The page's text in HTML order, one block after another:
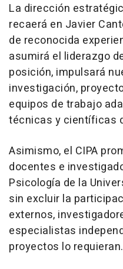
La dirección
recaerá en Javier
de reconocida
asumirá el liderazgo
posición, impulsará
investigación,
equipos de trabajo
técnicas y científicas
Asimismo, el CIPA
docentes e
Psicología de la
sin excluir la
externos,
especialistas
proyectos lo requieran.